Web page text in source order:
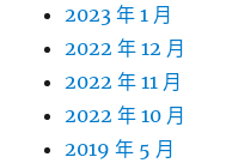
2023 年 1 月
2022 年 12 月
2022 年 11 月
2022 年 10 月
2019 年 5 月